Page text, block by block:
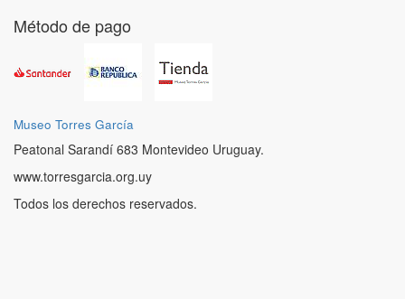
Método de pago
Museo Torres García
Peatonal Sarandí 683 Montevideo Uruguay.
www.torresgarcia.org.uy
Todos los derechos reservados.